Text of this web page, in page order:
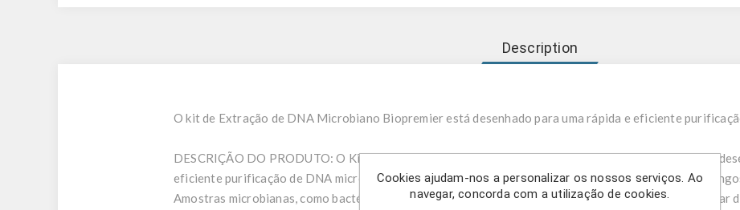
Description
O kit de Extração de DNA Microbiano Biopremier está desenhado para uma rápida e eficiente
DESCRIÇÃO DO PRODUTO:O Kit de extração de DNA microbiano Biopremier - Bead Beating está
eficiente purificação de DNA microbiano (gram-negativo e gram-positivo - bactérias, leveduras e
Amostras microbianas, como bactérias gram-positivas, leveduras e esporos, podem ser difíceis de lisar
Cookies ajudam-nos a personalizar os nossos serviços. Ao
navegar, concorda com a utilização de cookies.